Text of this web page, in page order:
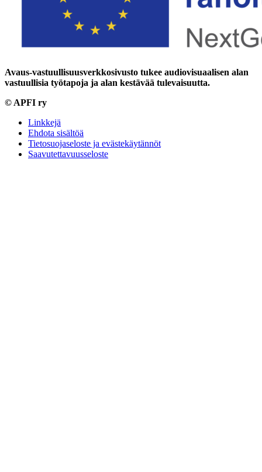
Avaus-vastuullisuusverkkosivusto tukee audiovisuaalisen alan
vastuullisia työtapoja ja alan kestävää tulevaisuutta.
© APFI ry
Linkkejä
Ehdota sisältöä
Tietosuojaseloste ja evästekäytännöt
Saavutettavuusseloste